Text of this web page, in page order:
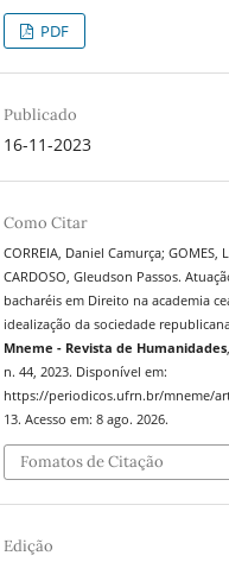
PDF
Publicado
16-11-2023
Como Citar
CORREIA, Daniel Camurça; GOMES,
CARDOSO, Gleudson Passos.
bacharéis em Direito na academia
idealização da sociedade
Mneme - Revista de Humanidades
n. 44, 2023. Disponível em:
https://periodicos.ufrn.br/mneme/
13. Acesso em: 8 ago. 2026.
Fomatos de Citação
Edição